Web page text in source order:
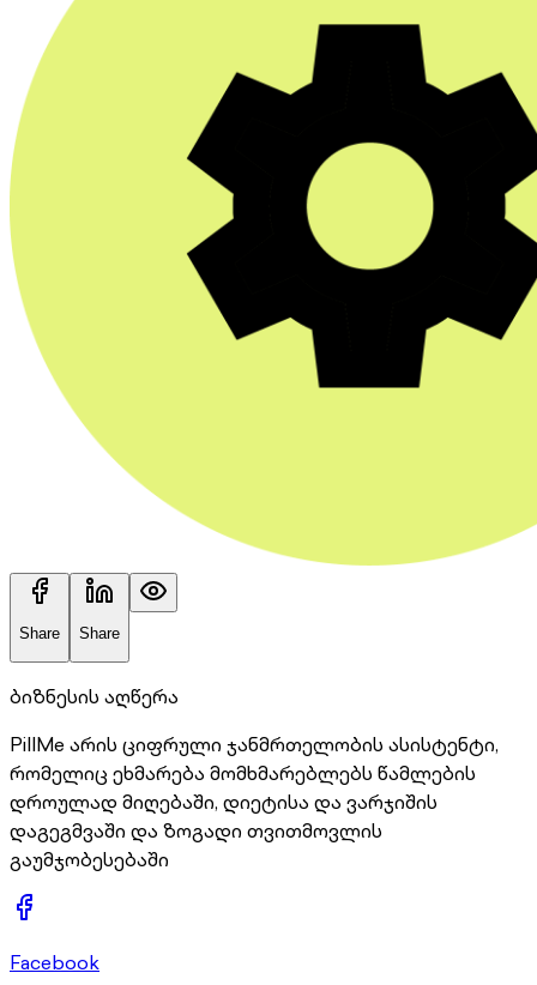
Share Share
ბიზნესის აღწერა
PillMe არის ციფრული ჯანმრთელობის ასისტენტი,
რომელიც ეხმარება მომხმარებლებს წამლების
დროულად მიღებაში, დიეტისა და ვარჯიშის
დაგეგმვაში და ზოგადი თვითმოვლის
გაუმჯობესებაში
Facebook